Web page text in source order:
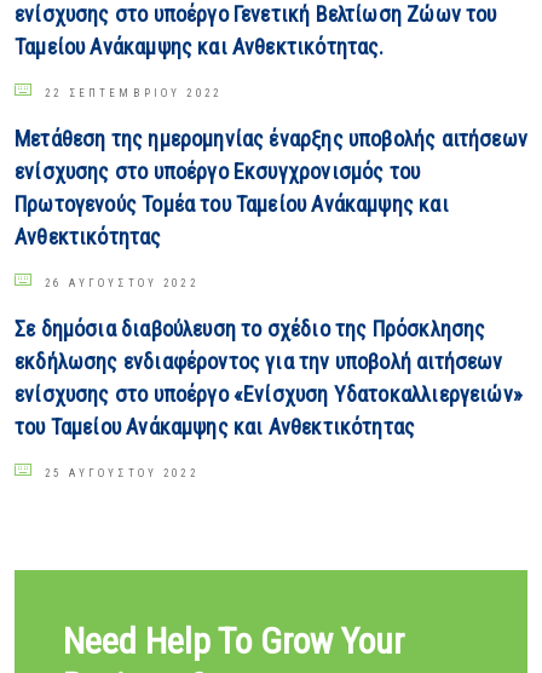
ενίσχυσης στο υποέργο Γενετική Βελτίωση Ζώων του
Ταμείου Ανάκαμψης και Ανθεκτικότητας.
22 ΣΕΠΤΕΜΒΡΊΟΥ 2022
Μετάθεση της ημερομηνίας έναρξης υποβολής αιτήσεων
ενίσχυσης στο υποέργο Εκσυγχρονισμός του
Πρωτογενούς Τομέα του Ταμείου Ανάκαμψης και
Ανθεκτικότητας
26 ΑΥΓΟΎΣΤΟΥ 2022
Σε δημόσια διαβούλευση το σχέδιο της Πρόσκλησης
εκδήλωσης ενδιαφέροντος για την υποβολή αιτήσεων
ενίσχυσης στο υποέργο «Ενίσχυση Υδατοκαλλιεργειών»
του Ταμείου Ανάκαμψης και Ανθεκτικότητας
25 ΑΥΓΟΎΣΤΟΥ 2022
Need Help To Grow Your